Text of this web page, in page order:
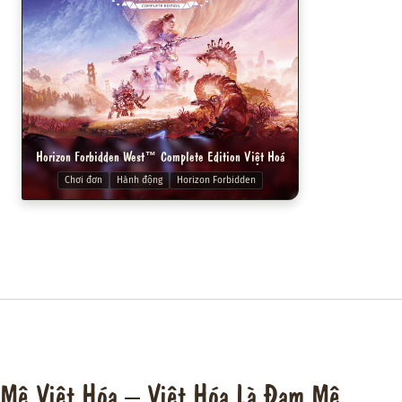
Horizon Forbidden West™ Complete Edition Việt Hoá
Chơi đơn Hành động Horizon Forbidden
Mê Việt Hóa – Việt Hóa Là Đam Mê